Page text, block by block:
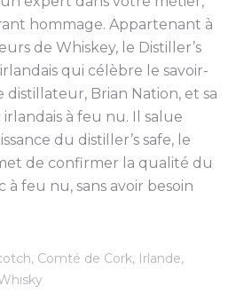
hommage. Appartenant à
de Whiskey, le Distiller’s
qui célèbre le savoir-
Brian Nation, et sa
irlandais à feu nu. Il salue
du distiller’s safe, le
de confirmer la qualité du
à feu nu, sans avoir besoin
, Comté de Cork, Irlande,